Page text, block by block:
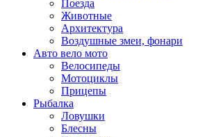
Поезда
Животные
Архитектура
Воздушные змеи, фонари
Авто вело мото
Велосипеды
Мотоциклы
Прицепы
Рыбалка
Ловушки
Блесны